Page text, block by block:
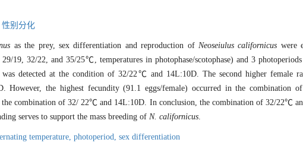
性别分化
as the prey, sex differentiation and reproduction ofNeoseiulus californicus were
19, 32/22, and 35/25℃, temperatures in photophase/scotophase) and 3
detected at the condition of 32/22℃ and 14L:10D. The second higher female
the highest fecundity (91.1 eggs/female) occurred in the
combination of 32/ 22℃ and 14L:10D. In conclusion, the combination of 32/22℃
serves to support the mass breeding of N. californicus.
temperature, photoperiod, sex differentiation